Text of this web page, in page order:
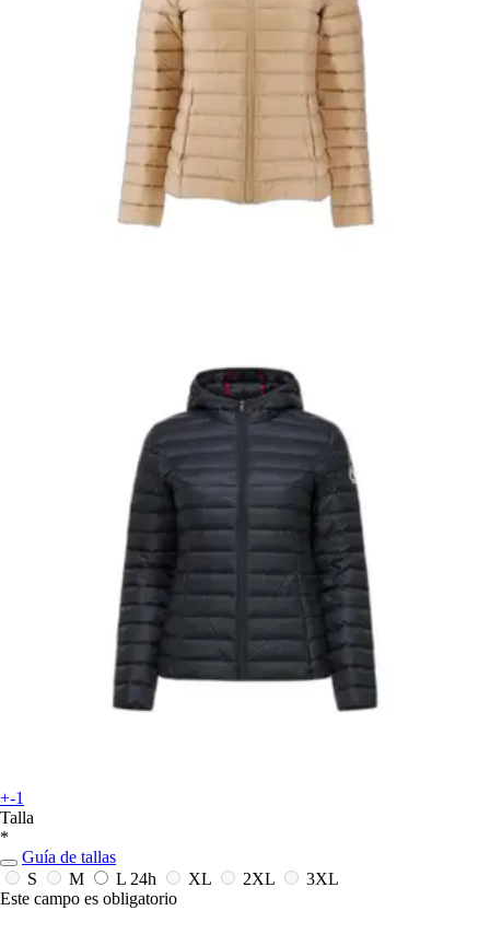
+-1
Talla
*
Guía de tallas
S
M L 24h XL 2XL
3XL
Este campo es obligatorio